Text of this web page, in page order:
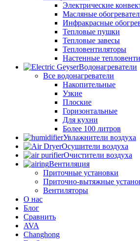
Электрические
Масляные
Инфракрасные
Тепловые пушки
Тепловые завесы
Тепловентиляторы
Настенные
Водонагреватели
Все водонагреватели
Накопительные
Узкие
Плоские
Горизонтальные
Для кухни
Более 100 литров
Увлажнители воздуха
Осушители воздуха
Очистители воздуха
Вентиляция
Приточные установки
Приточно-вытяжные
Вентиляторы
О нас
Блог
Сравнить
AVA
Changhong